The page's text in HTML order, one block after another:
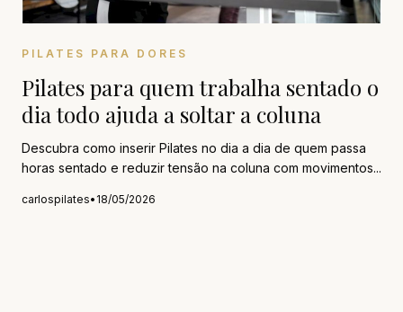
PILATES PARA DORES
Pilates para quem trabalha sentado o
dia todo ajuda a soltar a coluna
Descubra como inserir Pilates no dia a dia de quem passa
horas sentado e reduzir tensão na coluna com movimentos...
carlospilates• 18/05/2026